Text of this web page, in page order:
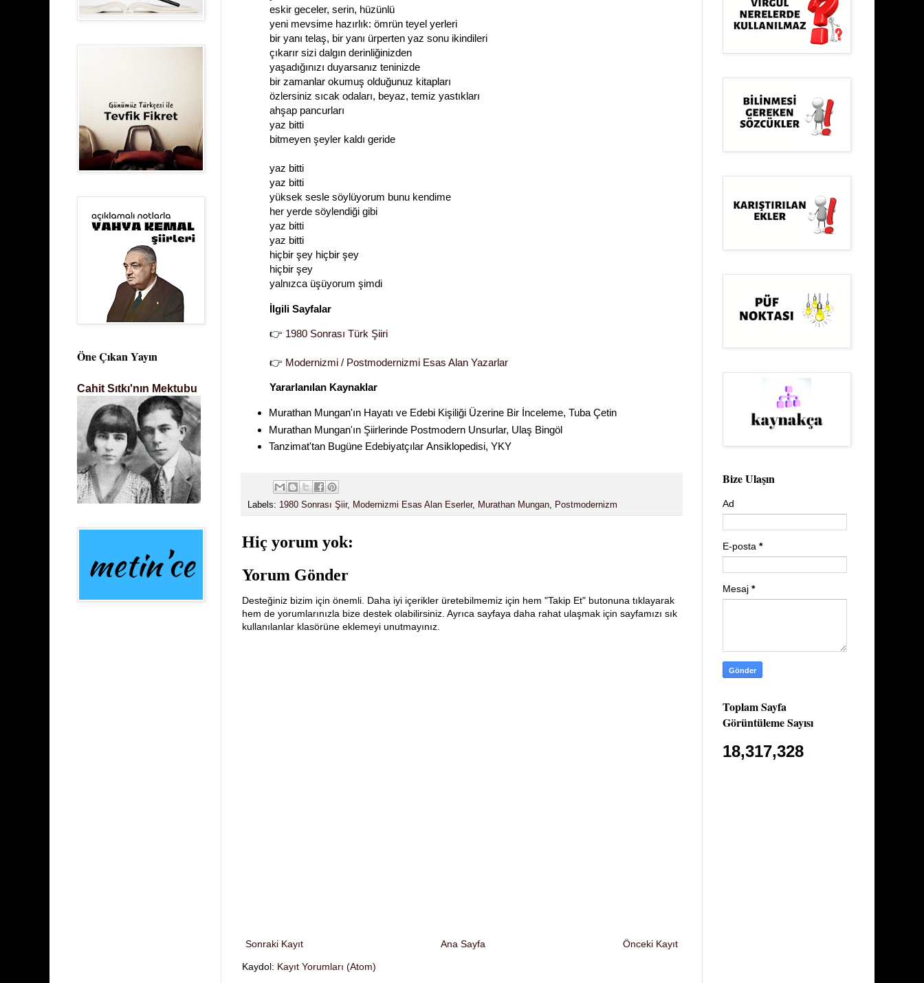
eskir geceler, serin, hüzünlü
yeni mevsime hazırlık: ömrün teyel yerleri
bir yanı telaş, bir yanı ürperten yaz sonu ikindileri
çıkarır sizi dalgın derinliğinizden
yaşadığınızı duyarsanız teninizde
bir zamanlar okumuş olduğunuz kitapları
özlersiniz sıcak odaları, beyaz, temiz yastıkları
ahşap pancurları
yaz bitti
bitmeyen şeyler kaldı geride
yaz bitti
yaz bitti
yüksek sesle söylüyorum bunu kendime
her yerde söylendiği gibi
yaz bitti
yaz bitti
hiçbir şey hiçbir şey
hiçbir şey
yalnızca üşüyorum şimdi
İlgili Sayfalar
👉 1980 Sonrası Türk Şiiri
👉 Modernizmi / Postmodernizmi Esas Alan Yazarlar
Yararlanılan Kaynaklar
Murathan Mungan'ın Hayatı ve Edebi Kişiliği Üzerine Bir İnceleme, Tuba Çetin
Murathan Mungan'ın Şiirlerinde Postmodern Unsurlar, Ulaş Bingöl
Tanzimat'tan Bugüne Edebiyatçılar Ansiklopedisi, YKY
Labels: 1980 Sonrası Şiir, Modernizmi Esas Alan Eserler, Murathan Mungan, Postmodernizm
Hiç yorum yok:
Yorum Gönder
Desteğiniz bizim için önemli. Daha iyi içerikler üretebilmemiz için hem "Takip Et" butonuna tıklayarak
hem de yorumlarınızla bize destek olabilirsiniz. Ayrıca sayfaya daha rahat ulaşmak için sayfamızı sık
kullanılanlar klasörüne eklemeyi unutmayınız.
Sonraki Kayıt Önceki Kayıt
Ana Sayfa
Kaydol: Kayıt Yorumları (Atom)
Öne Çıkan Yayın
Cahit Sıtkı'nın Mektubu
Bize Ulaşın
Ad
E-posta *
Mesaj *
Toplam Sayfa
Görüntüleme Sayısı
18,317,328